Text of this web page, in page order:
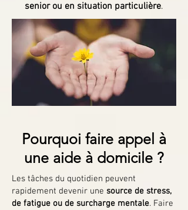
senior ou en situation particulière.
Pourquoi faire appel à
une aide à domicile ?
Les tâches du quotidien peuvent
rapidement devenir une source de stress,
de fatigue ou de surcharge mentale. Faire